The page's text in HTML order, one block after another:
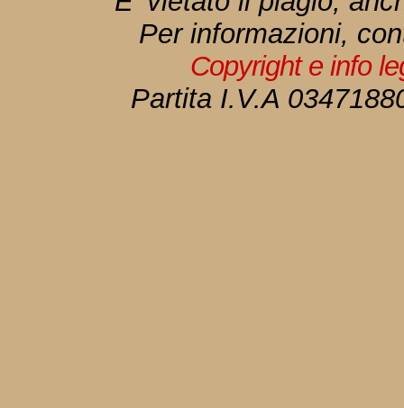
Per informazioni,
Copyright e info
Partita I.V.A